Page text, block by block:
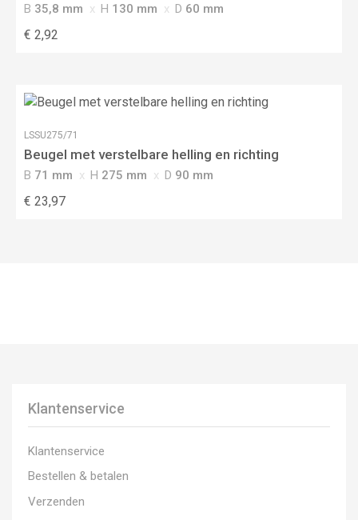
B 35,8 mm H 130 mm D 60 mm
€ 2,92
LSSU275/71
Beugel met verstelbare helling en richting
B 71 mm H 275 mm D 90 mm
€ 23,97
Klantenservice
Klantenservice
Bestellen & betalen
Verzenden